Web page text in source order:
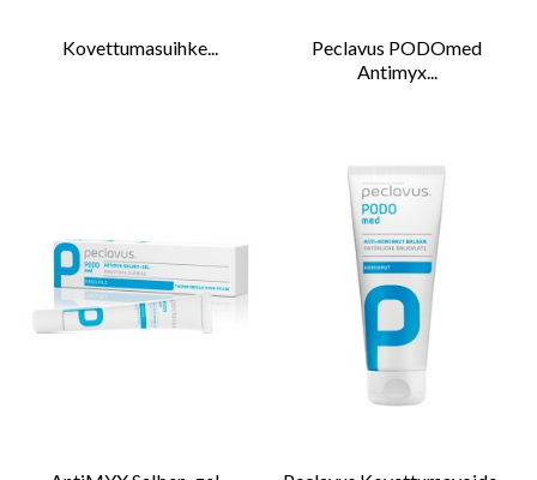
Kovettumasuihke...
Peclavus PODOmed
Antimyx...